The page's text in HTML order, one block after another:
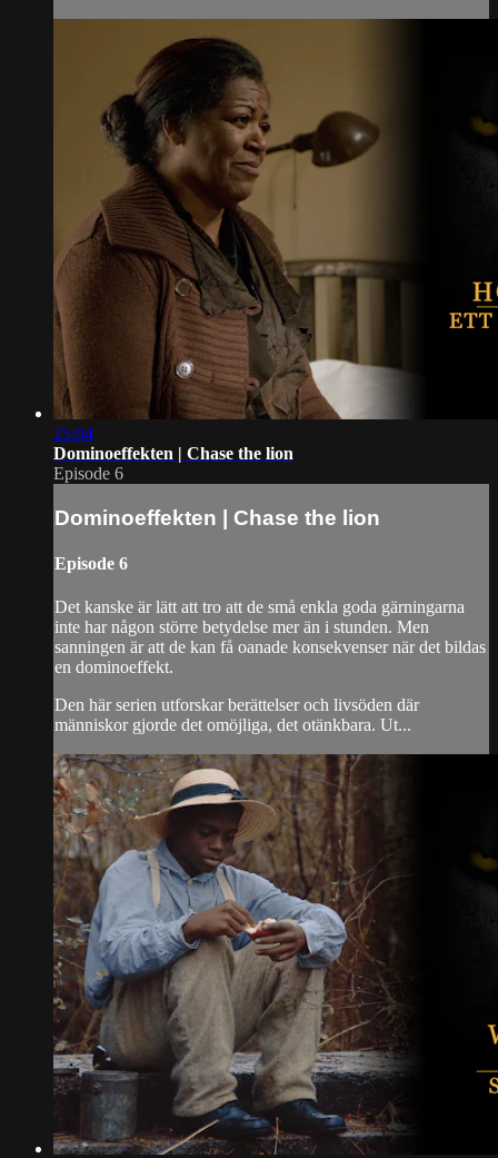
25:04
Dominoeffekten | Chase the lion
Episode 6
Dominoeffekten | Chase the lion
Episode 6
Det kanske är lätt att tro att de små enkla goda gärningarna
inte har någon större betydelse mer än i stunden. Men
sanningen är att de kan få oanade konsekvenser när det bildas
en dominoeffekt.
Den här serien utforskar berättelser och livsöden där
människor gjorde det omöjliga, det otänkbara. Ut...